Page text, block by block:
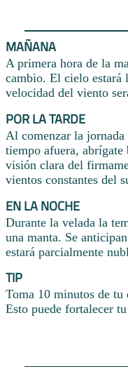
MAÑANA
A primera hora de la
cambio. El cielo estará
velocidad del viento
POR LA TARDE
Al comenzar la jornada
tiempo afuera,
visión clara del
vientos constantes del
EN LA NOCHE
Durante la velada la
una manta. Se
estará parcialmente
TIP
Toma 10 minutos de tu
Esto puede fortalecer